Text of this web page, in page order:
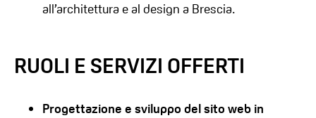
all’architettura e al design a Brescia.
RUOLI E SERVIZI OFFERTI
Progettazione e sviluppo del sito web in